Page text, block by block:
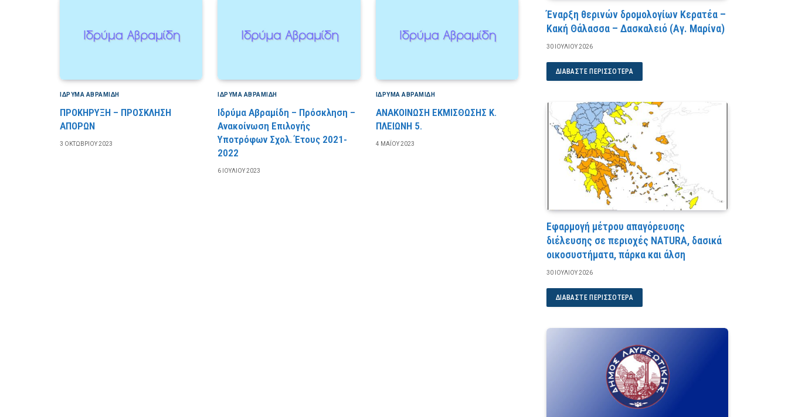
ΙΔΡΎΜΑ ΑΒΡΑΜΊΔΗ
ΠΡΟΚΗΡΥΞΗ – ΠΡΟΣΚΛΗΣΗ
ΑΠΟΡΩΝ
3 ΟΚΤΩΒΡΊΟΥ 2023
ΙΔΡΎΜΑ ΑΒΡΑΜΊΔΗ
Ιδρύμα Αβραμίδη – Πρόσκληση –
Ανακοίνωση Επιλογής
Υποτρόφων Σχολ. Έτους 2021-
2022
6 ΙΟΥΛΊΟΥ 2023
ΙΔΡΎΜΑ ΑΒΡΑΜΊΔΗ
ΑΝΑΚΟΙΝΩΣΗ ΕΚΜΙΣΘΩΣΗΣ Κ.
ΠΛΕΙΩΝΗ 5.
4 ΜΑΪ́ΟΥ 2023
Έναρξη θερινών δρομολογίων Κερατέα –
Κακή Θάλασσα – Δασκαλειό (Αγ. Μαρίνα)
30 ΙΟΥΛΊΟΥ 2026
ΔΙΑΒΆΣΤΕ ΠΕΡΙΣΣΌΤΕΡΑ
Εφαρμογή μέτρου απαγόρευσης
διέλευσης σε περιοχές NATURA, δασικά
οικοσυστήματα, πάρκα και άλση
30 ΙΟΥΛΊΟΥ 2026
ΔΙΑΒΆΣΤΕ ΠΕΡΙΣΣΌΤΕΡΑ